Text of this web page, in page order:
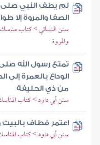
لم يطف النبي صلى
الصفا والمروة إلا
سنن النسائي > كتاب مناسك
والمروة
تمتع رسول الله
الوداع بالعمرة
من ذي الحليفة
سنن أبي داود > كتاب
اعتمر فطاف
سنن أبي داود > كتاب